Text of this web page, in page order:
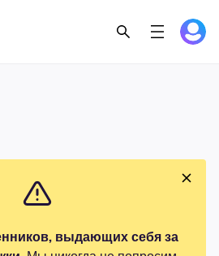
выдающих себя за